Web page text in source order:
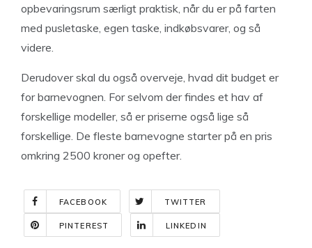
opbevaringsrum særligt praktisk, når du er på farten
med pusletaske, egen taske, indkøbsvarer, og så
videre.
Derudover skal du også overveje, hvad dit budget er
for barnevognen. For selvom der findes et hav af
forskellige modeller, så er priserne også lige så
forskellige. De fleste barnevogne starter på en pris
omkring 2500 kroner og opefter.
FACEBOOK TWITTER
PINTEREST LINKEDIN